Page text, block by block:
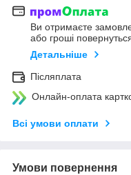
Ви отримаєте
або гроші
Детальніше
Післяплата
Онлайн-оплата
Всі умови оплати
Умови повернення